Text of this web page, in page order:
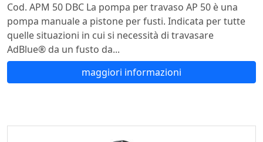
Cod. APM 50 DBC La pompa per travaso AP 50 è una
pompa manuale a pistone per fusti. Indicata per tutte
quelle situazioni in cui si necessità di travasare
AdBlue® da un fusto da...
maggiori informazioni